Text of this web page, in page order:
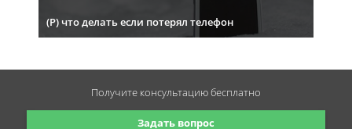
(Р) что делать если потерял телефон
Задать вопрос
Получите консультациюбесплатно